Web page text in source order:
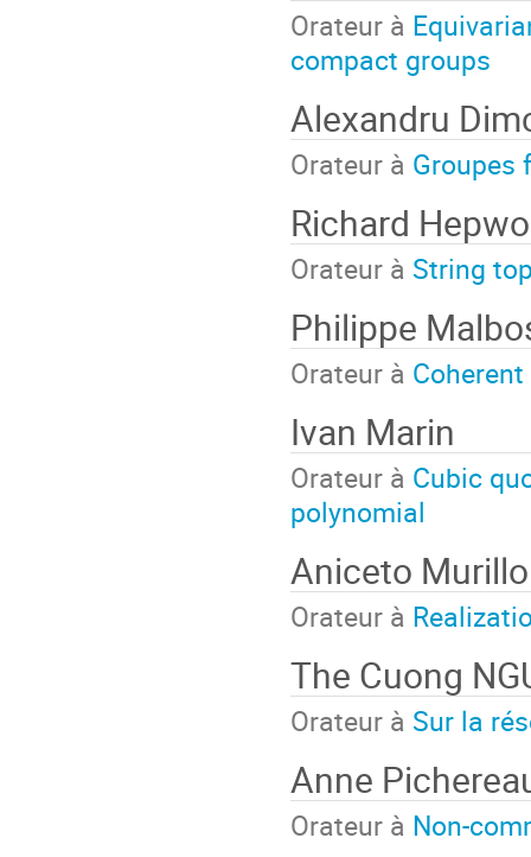
Orateur à
compact groups
Alexandru
Orateur à Groupes
Richard
Orateur à String
Philippe
Orateur à
Ivan Marin
Orateur à Cubic
polynomial
Aniceto Murillo
Orateur à
The Cuong
Orateur à Sur la
Anne
Orateur à Non-